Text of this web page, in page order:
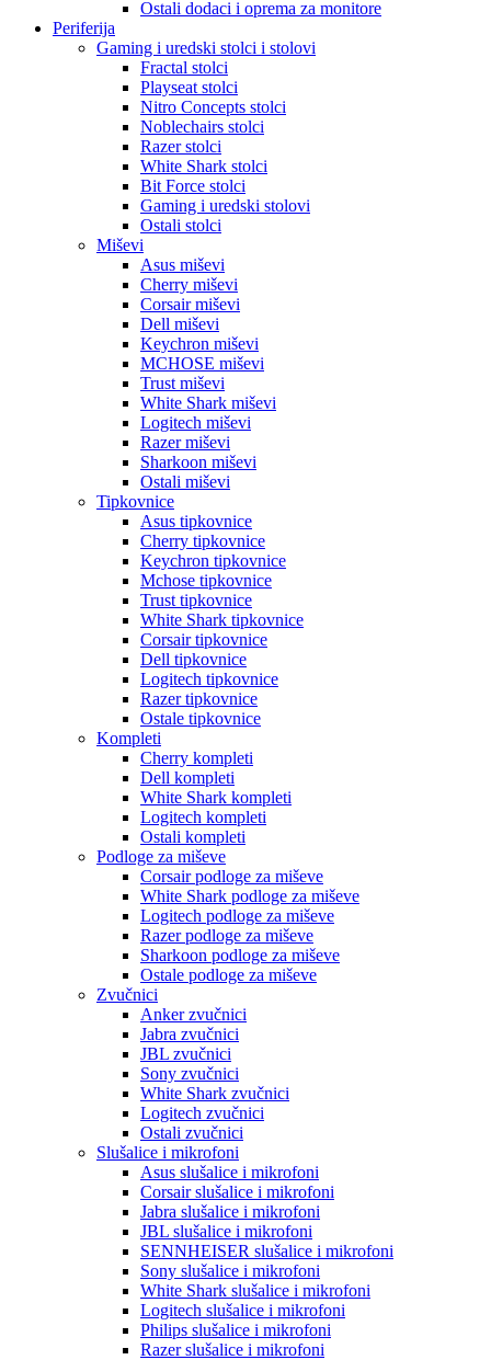
Ostali dodaci i oprema za monitore
Periferija
Gaming i uredski stolci i stolovi
Fractal stolci
Playseat stolci
Nitro Concepts stolci
Noblechairs stolci
Razer stolci
White Shark stolci
Bit Force stolci
Gaming i uredski stolovi
Ostali stolci
Miševi
Asus miševi
Cherry miševi
Corsair miševi
Dell miševi
Keychron miševi
MCHOSE miševi
Trust miševi
White Shark miševi
Logitech miševi
Razer miševi
Sharkoon miševi
Ostali miševi
Tipkovnice
Asus tipkovnice
Cherry tipkovnice
Keychron tipkovnice
Mchose tipkovnice
Trust tipkovnice
White Shark tipkovnice
Corsair tipkovnice
Dell tipkovnice
Logitech tipkovnice
Razer tipkovnice
Ostale tipkovnice
Kompleti
Cherry kompleti
Dell kompleti
White Shark kompleti
Logitech kompleti
Ostali kompleti
Podloge za miševe
Corsair podloge za miševe
White Shark podloge za miševe
Logitech podloge za miševe
Razer podloge za miševe
Sharkoon podloge za miševe
Ostale podloge za miševe
Zvučnici
Anker zvučnici
Jabra zvučnici
JBL zvučnici
Sony zvučnici
White Shark zvučnici
Logitech zvučnici
Ostali zvučnici
Slušalice i mikrofoni
Asus slušalice i mikrofoni
Corsair slušalice i mikrofoni
Jabra slušalice i mikrofoni
JBL slušalice i mikrofoni
SENNHEISER slušalice i mikrofoni
Sony slušalice i mikrofoni
White Shark slušalice i mikrofoni
Logitech slušalice i mikrofoni
Philips slušalice i mikrofoni
Razer slušalice i mikrofoni